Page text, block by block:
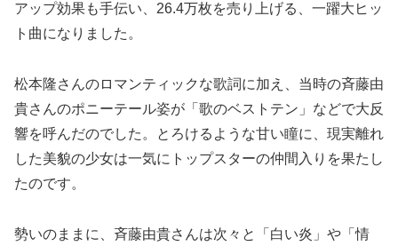
アップ効果も手伝い、26.4万枚を売り上げる、一躍大ヒッ
ト曲になりました。
松本隆さんのロマンティックな歌詞に加え、当時の斉藤由
貴さんのポニーテール姿が「歌のベストテン」などで大反
響を呼んだのでした。とろけるような甘い瞳に、現実離れ
した美貌の少女は一気にトップスターの仲間入りを果たし
たのです。
勢いのままに、斉藤由貴さんは次々と「白い炎」や「情